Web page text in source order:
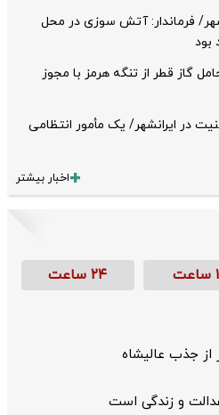
فرماندار: آتش سوزی در محل
گاز قطر از تنگه هرمز با مجوز
در ایرانشهر/ یک مأمور انتظامی
اخبار بیشتر
۲۴ ساعت
از جذب عالیشاه
و زندگی است